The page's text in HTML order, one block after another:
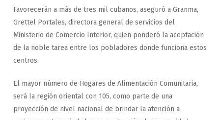
Favorecerán a más de tres mil cubanos, aseguró a Granma,
Grettel Portales, directora general de servicios del
Ministerio de Comercio Interior, quien ponderó la aceptación
de la noble tarea entre los pobladores donde funciona estos
centros.
El mayor número de Hogares de Alimentación Comunitaria,
será la región oriental con 105, como parte de una
proyección de nivel nacional de brindar la atención a